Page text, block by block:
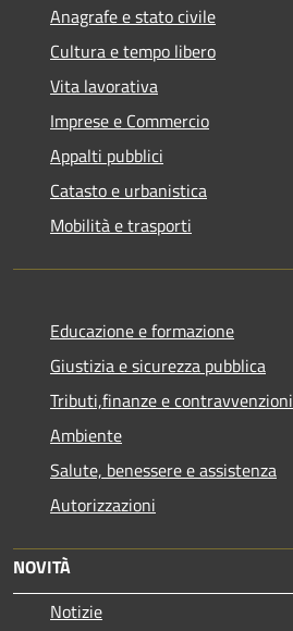
Anagrafe e stato civile
Cultura e tempo libero
Vita lavorativa
Imprese e Commercio
Appalti pubblici
Catasto e urbanistica
Mobilità e trasporti
Educazione e formazione
Giustizia e sicurezza pubblica
Tributi,finanze e contravvenzioni
Ambiente
Salute, benessere e assistenza
Autorizzazioni
NOVITÀ
Notizie